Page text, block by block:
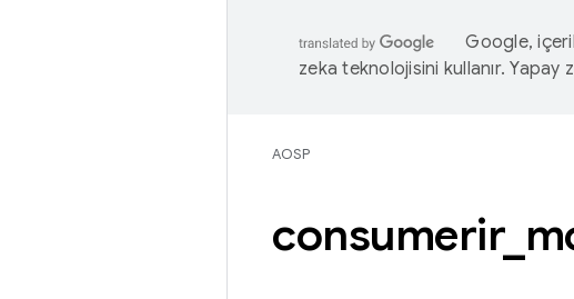
Google,
zeka teknolojisini kullanır.
AOSP
consumerir_